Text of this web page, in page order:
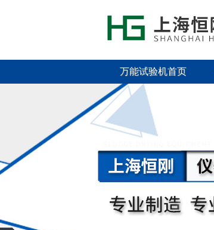
万能试验机首页